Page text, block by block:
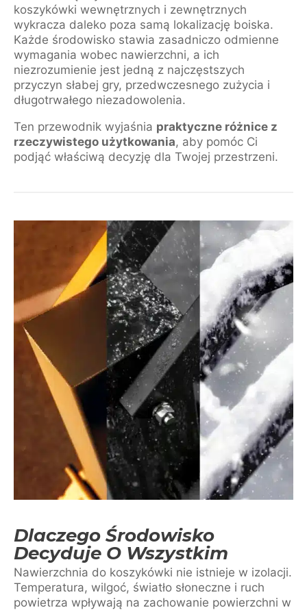
koszykówki wewnętrznych i zewnętrznych
wykracza daleko poza samą lokalizację boiska.
Każde środowisko stawia zasadniczo odmienne
wymagania wobec nawierzchni, a ich
niezrozumienie jest jedną z najczęstszych
przyczyn słabej gry, przedwczesnego zużycia i
długotrwałego niezadowolenia.
Ten przewodnik wyjaśnia praktyczne różnice z
rzeczywistego użytkowania, aby pomóc Ci
podjąć właściwą decyzję dla Twojej przestrzeni.
Dlaczego Środowisko
Decyduje O Wszystkim
Nawierzchnia do koszykówki nie istnieje w izolacji.
Temperatura, wilgoć, światło słoneczne i ruch
powietrza wpływają na zachowanie powierzchni w